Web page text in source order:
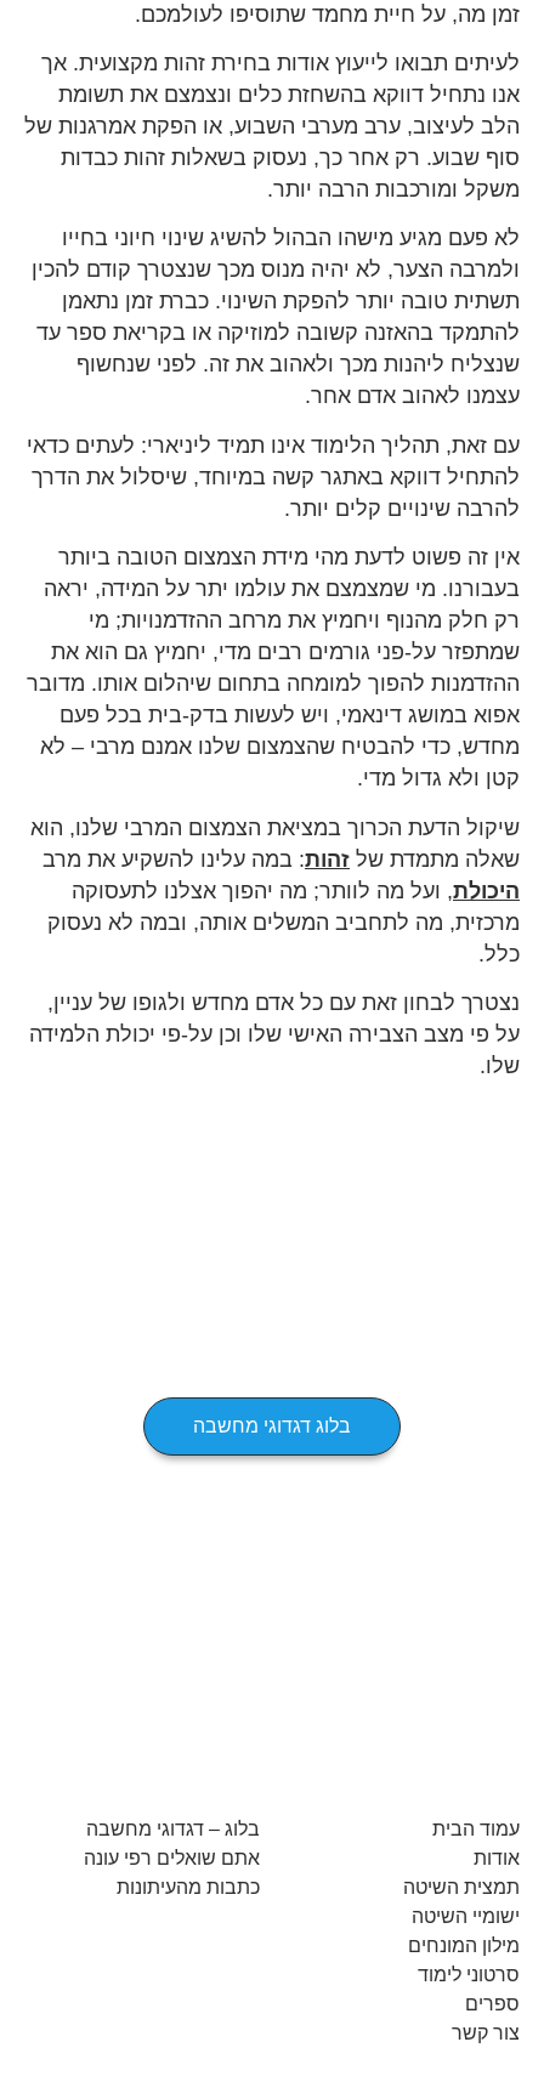
זמן מה, על חיית מחמד שתוסיפו לעולמכם.
לעיתים תבואו לייעוץ אודות בחירת זהות מקצועית. אך
אנו נתחיל דווקא בהשחזת כלים ונצמצם את תשומת
הלב לעיצוב, ערב מערבי השבוע, או הפקת אמרגנות של
סוף שבוע. רק אחר כך, נעסוק בשאלות זהות כבדות
משקל ומורכבות הרבה יותר.
לא פעם מגיע מישהו הבהול להשיג שינוי חיוני בחייו
ולמרבה הצער, לא יהיה מנוס מכך שנצטרך קודם להכין
תשתית טובה יותר להפקת השינוי. כברת זמן נתאמן
להתמקד בהאזנה קשובה למוזיקה או בקריאת ספר עד
שנצליח ליהנות מכך ולאהוב את זה. לפני שנחשוף
עצמנו לאהוב אדם אחר.
עם זאת, תהליך הלימוד אינו תמיד ליניארי: לעתים כדאי
להתחיל דווקא באתגר קשה במיוחד, שיסלול את הדרך
להרבה שינויים קלים יותר.
אין זה פשוט לדעת מהי מידת הצמצום הטובה ביותר
בעבורנו. מי שמצמצם את עולמו יתר על המידה, יראה
רק חלק מהנוף ויחמיץ את מרחב ההזדמנויות; מי
שמתפזר על-פני גורמים רבים מדי, יחמיץ גם הוא את
ההזדמנות להפוך למומחה בתחום שיהלום אותו. מדובר
אפוא במושג דינאמי, ויש לעשות בדק-בית בכל פעם
מחדש, כדי להבטיח שהצמצום שלנו אמנם מרבי – לא
קטן ולא גדול מדי.
שיקול הדעת הכרוך במציאת הצמצום המרבי שלנו, הוא
שאלה מתמדת של זהות: במה עלינו להשקיע את מרב
היכולת, ועל מה לוותר; מה יהפוך אצלנו לתעסוקה
מרכזית, מה לתחביב המשלים אותה, ובמה לא נעסוק
כלל.
נצטרך לבחון זאת עם כל אדם מחדש ולגופו של עניין,
על פי מצב הצבירה האישי שלו וכן על-פי יכולת הלמידה
שלו.
בלוג דגדוגי מחשבה
עמוד הבית
אודות
תמצית השיטה
ישומיי השיטה
מילון המונחים
סרטוני לימוד
ספרים
צור קשר
בלוג – דגדוגי מחשבה
אתם שואלים רפי עונה
כתבות מהעיתונות